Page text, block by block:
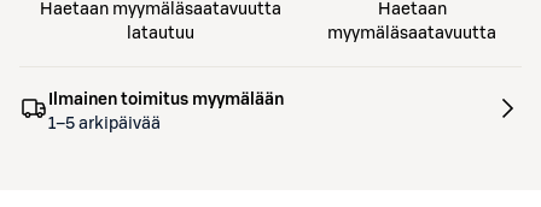
Haetaan myymäläsaatavuutta
latautuu
Haetaan
myymäläsaatavuutta
Ilmainen toimitus myymälään
1–5 arkipäivää